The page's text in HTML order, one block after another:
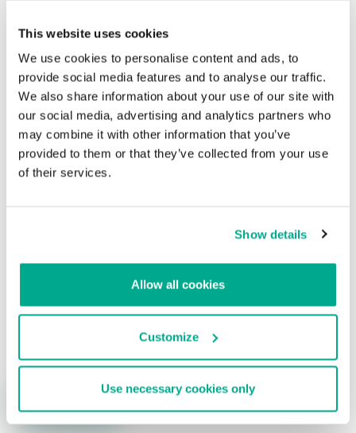
This website uses cookies
We use cookies to personalise content and ads, to
provide social media features and to analyse our traffic.
We also share information about your use of our site with
our social media, advertising and analytics partners who
may combine it with other information that you’ve
provided to them or that they’ve collected from your use
of their services.
Show details
Allow all cookies
Customize
Use necessary cookies only
Security Researchers Cry Foul Over Conviction Of AT&T iPad
HackerForbes
La condena del hacker de AT&T abre una
discusión sobre la definición de intrusión
informática
Su dirección de correo electrónico no será publicada.
Nombre* Correo electrónico*